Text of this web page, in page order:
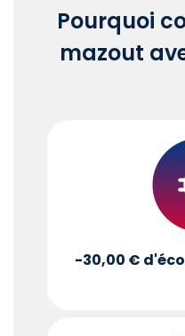
Pourquoi
mazout
-30,00 €